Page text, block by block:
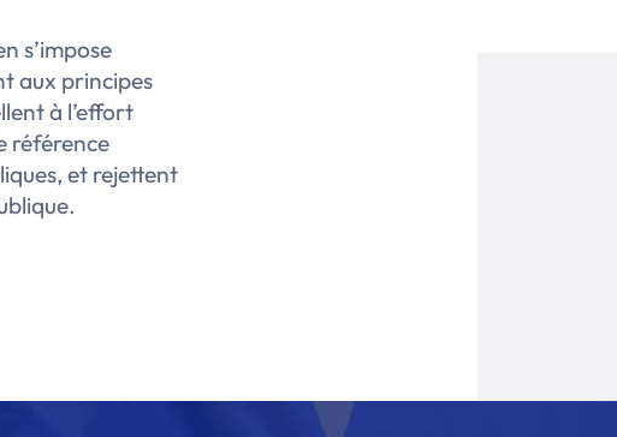
s’impose
aux principes
à l’effort
référence
et rejettent